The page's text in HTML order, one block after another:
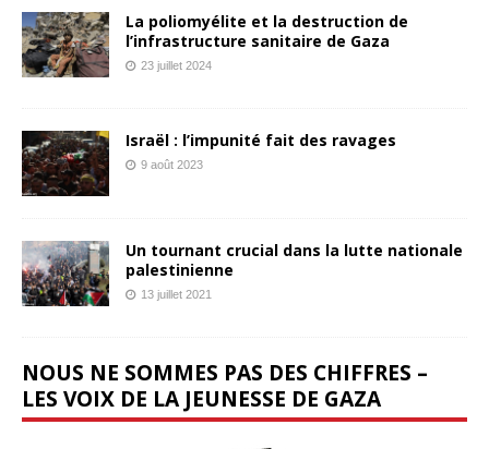
La poliomyélite et la destruction de
l’infrastructure sanitaire de Gaza
23 juillet 2024
Israël : l’impunité fait des ravages
9 août 2023
Un tournant crucial dans la lutte nationale
palestinienne
13 juillet 2021
NOUS NE SOMMES PAS DES CHIFFRES –
LES VOIX DE LA JEUNESSE DE GAZA